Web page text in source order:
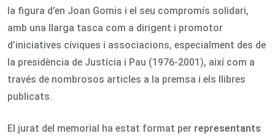
la figura d’en Joan Gomis i el seu compromís solidari,
amb una llarga tasca com a dirigent i promotor
d’iniciatives cíviques i associacions, especialment des de
la presidència de Justícia i Pau (1976-2001), així com a
través de nombrosos articles a la premsa i els llibres
publicats.
El jurat del memorial ha estat format per representants